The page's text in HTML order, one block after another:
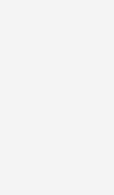
dort, wo Solarthermie bislang
galt.
und Stadtwerke
Option für einen großen Teil
für Stadtwerke, die
wollen. Dort liegen
eignen sich besonders
und klaren Temperaturen.
indirekt je nach Konzept),
Chemie, ­Lebensmittel,